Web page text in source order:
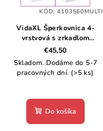
VidaXL Šperkovnica 4-
vrstvová s zrkadlom
uzamykateľné
22,5x17,5x16,5cm
€45,50
Skladom. Dodáme do 5-7
pracovných dní. (>5 ks)
Do košíka
KÓD:4103560MULTI